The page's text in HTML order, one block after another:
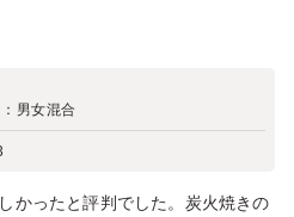
男女混合
かったと評判でした。炭火焼きの